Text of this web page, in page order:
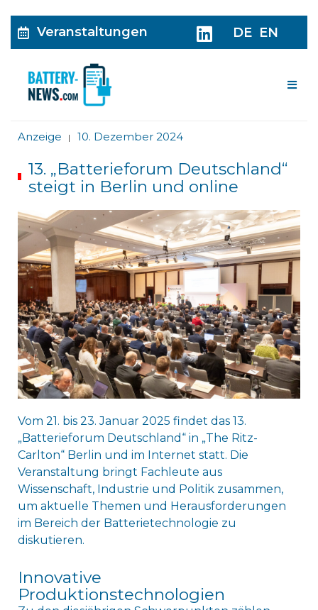
Veranstaltungen DE EN
Anzeige | 10. Dezember 2024
13. „Batterieforum Deutschland“
steigt in Berlin und online
Vom 21. bis 23. Januar 2025 findet das 13.
„Batterieforum Deutschland“ in „The Ritz-
Carlton“ Berlin und im Internet statt. Die
Veranstaltung bringt Fachleute aus
Wissenschaft, Industrie und Politik zusammen,
um aktuelle Themen und Herausforderungen
im Bereich der Batterietechnologie zu
diskutieren.
Innovative
Produktionstechnologien